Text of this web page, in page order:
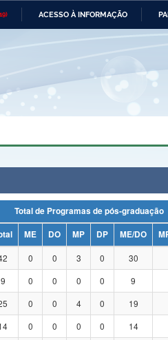
ACESSO À INFORMAÇÃO
Ministério das Relações
e dos
Banco Central do Brasil Planalto
Total de Programas de pós-graduação
ME DO MP DP ME/DO
0 0 3 0 30
9 0 0 0 0 9
0 0 4 0 19
0 0 0 0 14